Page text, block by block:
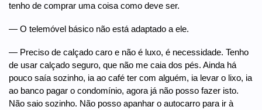
tenho de comprar uma coisa como deve ser.
— O telemóvel básico não está adaptado a ele.
— Preciso de calçado caro e não é luxo, é necessidade. Tenho
de usar calçado seguro, que não me caia dos pés. Ainda há
pouco saía sozinho, ia ao café ter com alguém, ia levar o lixo, ia
ao banco pagar o condomínio, agora já não posso fazer isto.
Não saio sozinho. Não posso apanhar o autocarro para ir à